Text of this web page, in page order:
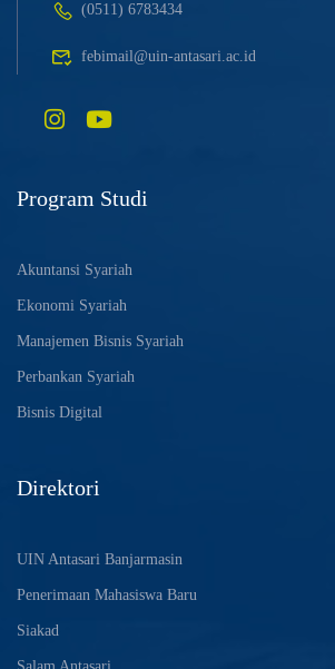
(0511) 6783434
febimail@uin-antasari.ac.id
Program Studi
Akuntansi Syariah
Ekonomi Syariah
Manajemen Bisnis Syariah
Perbankan Syariah
Bisnis Digital
Direktori
UIN Antasari Banjarmasin
Penerimaan Mahasiswa Baru
Siakad